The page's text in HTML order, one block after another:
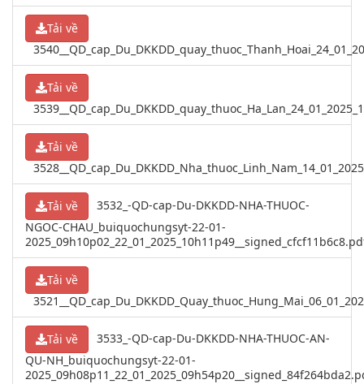
Tải về
Tải về
Tải về
Tải về
3532_-QD-cap-Du-DKKDD-NHA-THUOC-
NGOC-CHAU_buiquochungsyt-22-01-
Tải về
Tải về
3533_-QD-cap-Du-DKKDD-NHA-THUOC-AN-
QU-NH_buiquochungsyt-22-01-